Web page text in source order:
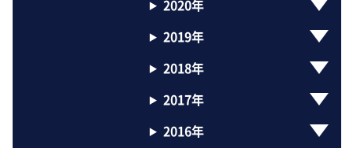
2020年
2019年
2018年
2017年
2016年